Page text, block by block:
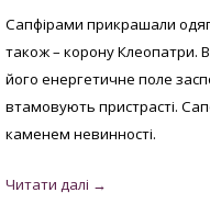
Сапфірами прикрашали одяг
також – корону Клеопатри.
його енергетичне поле
втамовують пристрасті.
каменем невинності.